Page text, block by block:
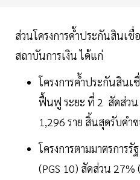
ส่วนโครงการค้ำประกันสินเ
สถาบันการเงิน ได้แก่
โครงการค้ำประกันสิน
ฟื้นฟู ระยะ ที่ 2 สัดส่ว
1,296 ราย สิ้นสุดรับคำ
โครงการตามมาตรการ
(PGS 10) สัดส่วน